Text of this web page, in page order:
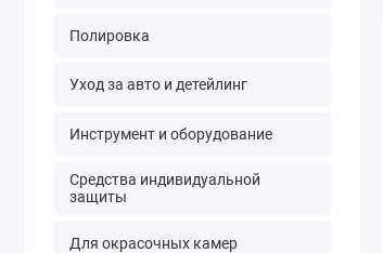
Полировка
Уход за авто и детейлинг
Инструмент и оборудование
Средства индивидуальной
защиты
Для окрасочных камер